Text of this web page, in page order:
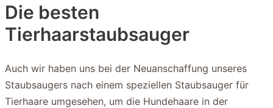
Die besten
Tierhaarstaubsauger
Auch wir haben uns bei der Neuanschaffung unseres
Staubsaugers nach einem speziellen Staubsauger für
Tierhaare umgesehen, um die Hundehaare in der